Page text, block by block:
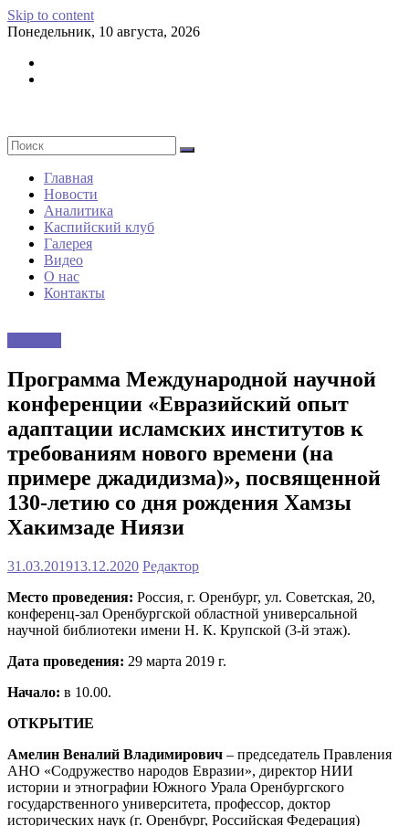
Skip to content
Понедельник, 10 августа, 2026
Главная
Новости
Аналитика
Каспийский клуб
Галерея
Видео
О нас
Контакты
Программа Международной научной
конференции «Евразийский опыт
адаптации исламских институтов к
требованиям нового времени (на
примере джадидизма)», посвященной
130-летию со дня рождения Хамзы
Хакимзаде Ниязи
31.03.201913.12.2020 Редактор
Место проведения: Россия, г. Оренбург, ул. Советская, 20,
конференц-зал Оренбургской областной универсальной
научной библиотеки имени Н. К. Крупской (3-й этаж).
Дата проведения: 29 марта 2019 г.
Начало: в 10.00.
ОТКРЫТИЕ
Амелин Веналий Владимирович – председатель Правления
АНО «Содружество народов Евразии», директор НИИ
истории и этнографии Южного Урала Оренбургского
государственного университета, профессор, доктор
исторических наук (г. Оренбург, Российская Федерация)